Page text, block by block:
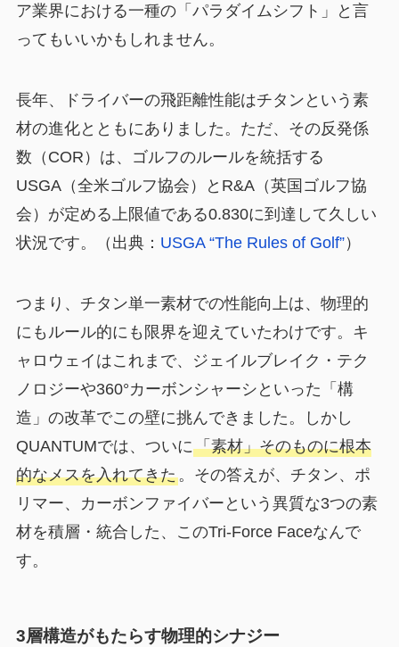
ア業界における一種の「パラダイムシフト」と言
ってもいいかもしれません。
長年、ドライバーの飛距離性能はチタンという素
材の進化とともにありました。ただ、その反発係
数（COR）は、ゴルフのルールを統括する
USGA（全米ゴルフ協会）とR&A（英国ゴルフ協
会）が定める上限値である0.830に到達して久しい
状況です。（出典： USGA “The Rules of Golf”）
つまり、チタン単一素材での性能向上は、物理的
にもルール的にも限界を迎えていたわけです。キ
ャロウェイはこれまで、ジェイルブレイク・テク
ノロジーや360°カーボンシャーシといった「構
造」の改革でこの壁に挑んできました。しかし
QUANTUMでは、ついに「素材」そのものに根本
的なメスを入れてきた。その答えが、チタン、ポ
リマー、カーボンファイバーという異質な3つの素
材を積層・統合した、このTri-Force Faceなんで
す。
3層構造がもたらす物理的シナジー